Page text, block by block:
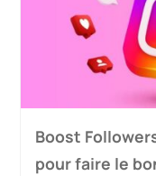
Boost
pour faire le